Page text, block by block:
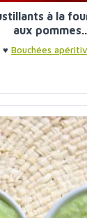
à la
aux
♥ Bouchées